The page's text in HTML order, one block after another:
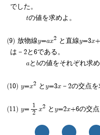
でした。
tの値を求めよ。
放物線y=ax2
と直線
は－2と6である。
aとbの値をそれぞれ求め
y=x2 とy=3x－2の交点を
y=
1
2
x2とy=2x+6の交点